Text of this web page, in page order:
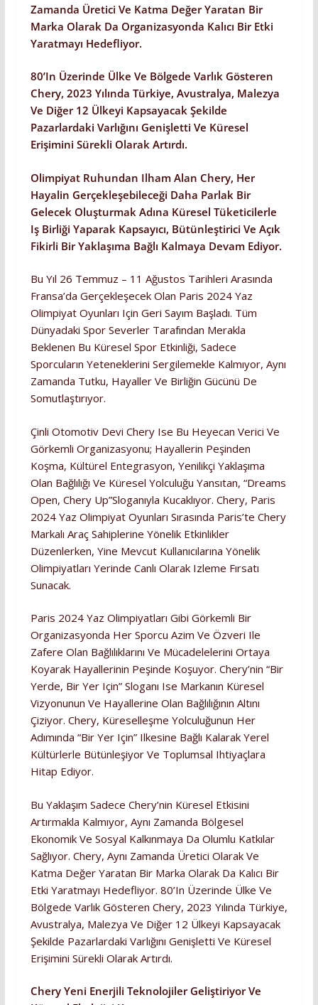
Zamanda Üretici Ve Katma Değer Yaratan Bir
Marka Olarak Da Organizasyonda Kalıcı Bir Etki
Yaratmayı Hedefliyor.
80’in Üzerinde Ülke Ve Bölgede Varlık Gösteren
Chery, 2023 Yılında Türkiye, Avustralya, Malezya
Ve Diğer 12 Ülkeyi Kapsayacak Şekilde
Pazarlardaki Varlığını Genişletti Ve Küresel
Erişimini Sürekli Olarak Artırdı.
Olimpiyat Ruhundan Ilham Alan Chery, Her
Hayalin Gerçekleşebileceği Daha Parlak Bir
Gelecek Oluşturmak Adına Küresel Tüketicilerle
Iş Birliği Yaparak Kapsayıcı, Bütünleştirici Ve Açık
Fikirli Bir Yaklaşıma Bağlı Kalmaya Devam Ediyor.
Bu Yıl 26 Temmuz – 11 Ağustos Tarihleri Arasında
Fransa’da Gerçekleşecek Olan Paris 2024 Yaz
Olimpiyat Oyunları Için Geri Sayım Başladı. Tüm
Dünyadaki Spor Severler Tarafından Merakla
Beklenen Bu Küresel Spor Etkinliği, Sadece
Sporcuların Yeteneklerini Sergilemekle Kalmıyor, Aynı
Zamanda Tutku, Hayaller Ve Birliğin Gücünü De
Somutlaştırıyor.
Çinli Otomotiv Devi Chery Ise Bu Heyecan Verici Ve
Görkemli Organizasyonu; Hayallerin Peşinden
Koşma, Kültürel Entegrasyon, Yenilikçi Yaklaşıma
Olan Bağlılığı Ve Küresel Yolculuğu Yansıtan, “Dreams
Open, Chery Up”sloganıyla Kucaklıyor. Chery, Paris
2024 Yaz Olimpiyat Oyunları Sırasında Paris’te Chery
Markalı Araç Sahiplerine Yönelik Etkinlikler
Düzenlerken, Yine Mevcut Kullanıcılarına Yönelik
Olimpiyatları Yerinde Canlı Olarak Izleme Fırsatı
Sunacak.
Paris 2024 Yaz Olimpiyatları Gibi Görkemli Bir
Organizasyonda Her Sporcu Azim Ve Özveri Ile
Zafere Olan Bağlılıklarını Ve Mücadelelerini Ortaya
Koyarak Hayallerinin Peşinde Koşuyor. Chery’nin “Bir
Yerde, Bir Yer Için” Sloganı Ise Markanın Küresel
Vizyonunun Ve Hayallerine Olan Bağlılığının Altını
Çiziyor. Chery, Küreselleşme Yolculuğunun Her
Adımında “Bir Yer Için” Ilkesine Bağlı Kalarak Yerel
Kültürlerle Bütünleşiyor Ve Toplumsal Ihtiyaçlara
Hitap Ediyor.
Bu Yaklaşım Sadece Chery’nin Küresel Etkisini
Artırmakla Kalmıyor, Aynı Zamanda Bölgesel
Ekonomik Ve Sosyal Kalkınmaya Da Olumlu Katkılar
Sağlıyor. Chery, Aynı Zamanda Üretici Olarak Ve
Katma Değer Yaratan Bir Marka Olarak Da Kalıcı Bir
Etki Yaratmayı Hedefliyor. 80’in Üzerinde Ülke Ve
Bölgede Varlık Gösteren Chery, 2023 Yılında Türkiye,
Avustralya, Malezya Ve Diğer 12 Ülkeyi Kapsayacak
Şekilde Pazarlardaki Varlığını Genişletti Ve Küresel
Erişimini Sürekli Olarak Artırdı.
Chery Yeni Enerjili Teknolojiler Geliştiriyor Ve